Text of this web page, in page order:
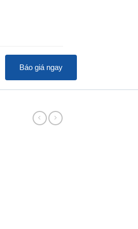
Báo giá ngay
lượng